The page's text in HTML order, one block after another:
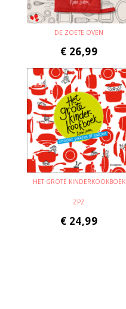
DE ZOETE OVEN
€ 26,99
HET GROTE KINDERKOOKBOEK
ZPZ
€ 24,99